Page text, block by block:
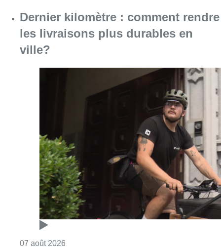
Dernier kilomètre : comment rendre
les livraisons plus durables en
ville?
07 août 2026